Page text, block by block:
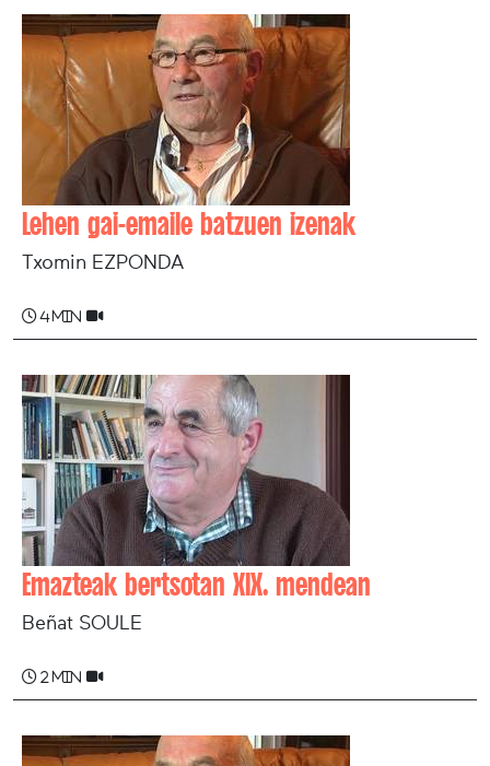
Lehen gai-emaile batzuen izenak
Txomin EZPONDA
4 min
Emazteak bertsotan XIX. mendean
Beñat SOULE
2 min